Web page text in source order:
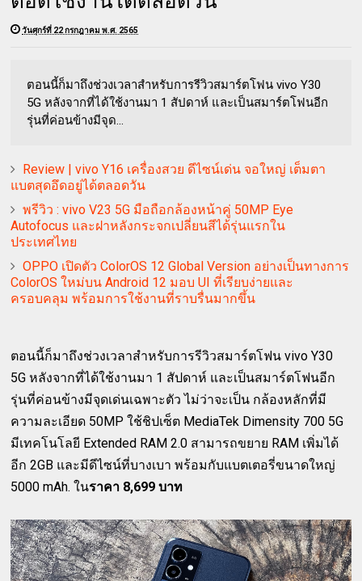
วันศุกร์ที่ 22 กรกฎาคม พ.ศ. 2565
ตอนนี้ก็มาถึงช่วงเวลาสำหรับการรีวิวสมาร์ตโฟน vivo Y30
5G หลังจากที่ได้ใช้งานมา 1 สัปดาห์ และเป็นสมาร์ตโฟนอีก
รุ่นที่ค่อนข้างมีจุด...
Review | vivo Y16 เครื่องสวย ดีไซน์เด่น จอใหญ่ เต็มตา
แบตสุดอึดอยู่ได้ตลอดวัน
พรีวิว : vivo V23 5G มือถือกล้องหน้าคู่ 50MP Eye
Autofocus และฝาหลังกระจกเปลี่ยนสีได้รุ่นแรกใน
ประเทศไทย
OPPO เปิดตัว ColorOS 12 Global Version อย่างเป็นทางการ
ColorOS ใหม่บน Android 12 มอบ UI ที่เรียบง่ายและ
ครอบคลุม พร้อมการใช้งานที่ราบรื่นมากขึ้น
ตอนนี้ก็มาถึงช่วงเวลาสำหรับการรีวิวสมาร์ตโฟน vivo Y30
5G หลังจากที่ได้ใช้งานมา 1 สัปดาห์ และเป็นสมาร์ตโฟนอีก
รุ่นที่ค่อนข้างมีจุดเด่นเฉพาะตัว ไม่ว่าจะเป็น กล้องหลักที่มี
ความละเอียด 50MP ใช้ชิปเซ็ต MediaTek Dimensity 700 5G
มีเทคโนโลยี Extended RAM 2.0 สามารถขยาย RAM เพิ่มได้
อีก 2GB และมีดีไซน์ที่บางเบา พร้อมกับแบตเตอรี่ขนาดใหญ่
5000 mAh. ในราคา 8,699 บาท